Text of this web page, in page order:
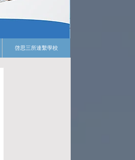
啓思三所連繫學校